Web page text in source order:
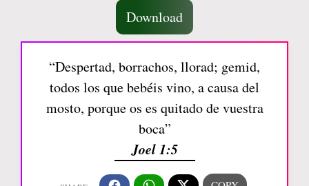
Download
“Despertad, borrachos, llorad; gemid,
todos los que bebéis vino, a causa del
mosto, porque os es quitado de vuestra
boca”
Joel 1:5